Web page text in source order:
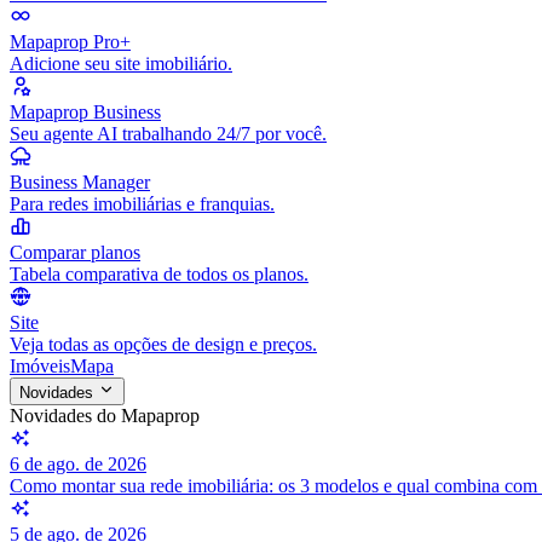
Mapaprop Pro+
Adicione seu site imobiliário.
Mapaprop Business
Seu agente AI trabalhando 24/7 por você.
Business Manager
Para redes imobiliárias e franquias.
Comparar planos
Tabela comparativa de todos os planos.
Site
Veja todas as opções de design e preços.
ImóveisMapa
Novidades
Novidades do Mapaprop
6 de ago. de 2026
Como montar sua rede imobiliária: os 3 modelos e qual combina com
5 de ago. de 2026